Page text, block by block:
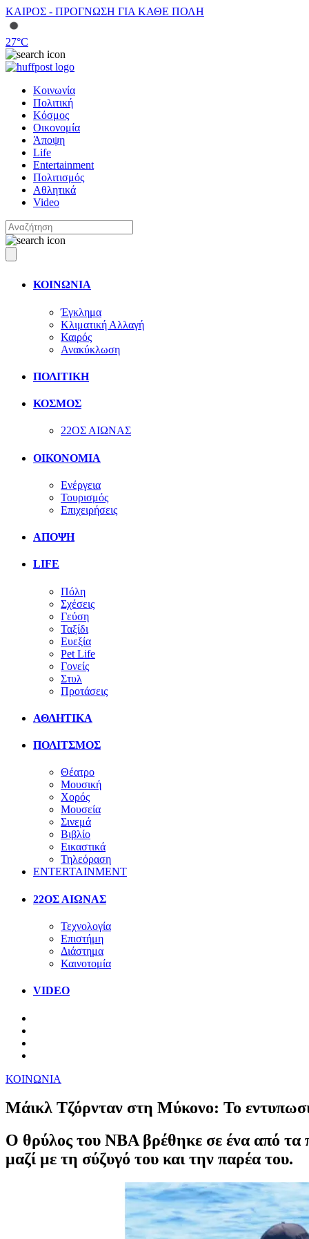
ΚΑΙΡΟΣ - ΠΡΟΓΝΩΣΗ ΓΙΑ ΚΑΘΕ ΠΟΛΗ
27°C
Κοινωνία
Πολιτική
Κόσμος
Οικονομία
Άποψη
Life
Entertainment
Πολιτισμός
Αθλητικά
Video
ΚΟΙΝΩΝΙΑ
Έγκλημα
Κλιματική Αλλαγή
Καιρός
Ανακύκλωση
ΠΟΛΙΤΙΚΗ
ΚΟΣΜΟΣ
22ΟΣ ΑΙΩΝΑΣ
ΟΙΚΟΝΟΜΙΑ
Ενέργεια
Τουρισμός
Επιχειρήσεις
ΑΠΟΨΗ
LIFE
Πόλη
Σχέσεις
Γεύση
Ταξίδι
Ευεξία
Pet Life
Γονείς
Στυλ
Προτάσεις
ΑΘΛΗΤΙΚΑ
ΠΟΛΙΤΣΜΟΣ
Θέατρο
Μουσική
Χορός
Μουσεία
Σινεμά
Βιβλίο
Εικαστικά
Τηλεόραση
ENTERTAINMENT
22ΟΣ ΑΙΩΝΑΣ
Τεχνολογία
Επιστήμη
Διάστημα
Καινοτομία
VIDEO
ΚΟΙΝΩΝΙΑ
Μάικλ Τζόρνταν στη Μύκονο: Το
Ο θρύλος του NBA βρέθηκε σε ένα από τα
μαζί με τη σύζυγό του και την παρέα του.